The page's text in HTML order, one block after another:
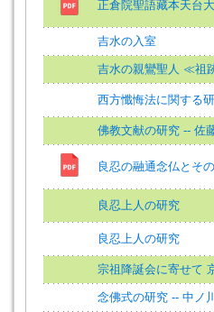
正倉院聖語藏本天台
吉水の入室
吉水の親鸞聖人 ≪祖
西方懺悔法に関する
佛教文献の研究 -- 佐
良忍の融通念仏とそ
良忍上人の研究
良忍上人の研究
宗祖降誕会に寄せて
念佛式の研究 -- 中ノ